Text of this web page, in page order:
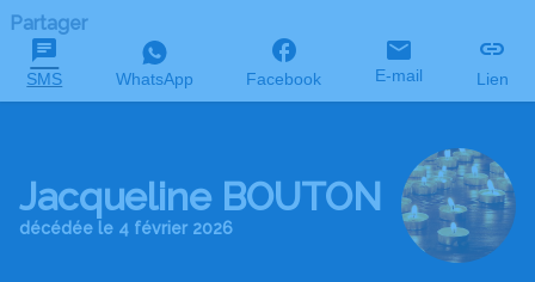
Partager
SMS WhatsApp Facebook E-mail Lien
Jacqueline BOUTON
décédée le 4 février 2026